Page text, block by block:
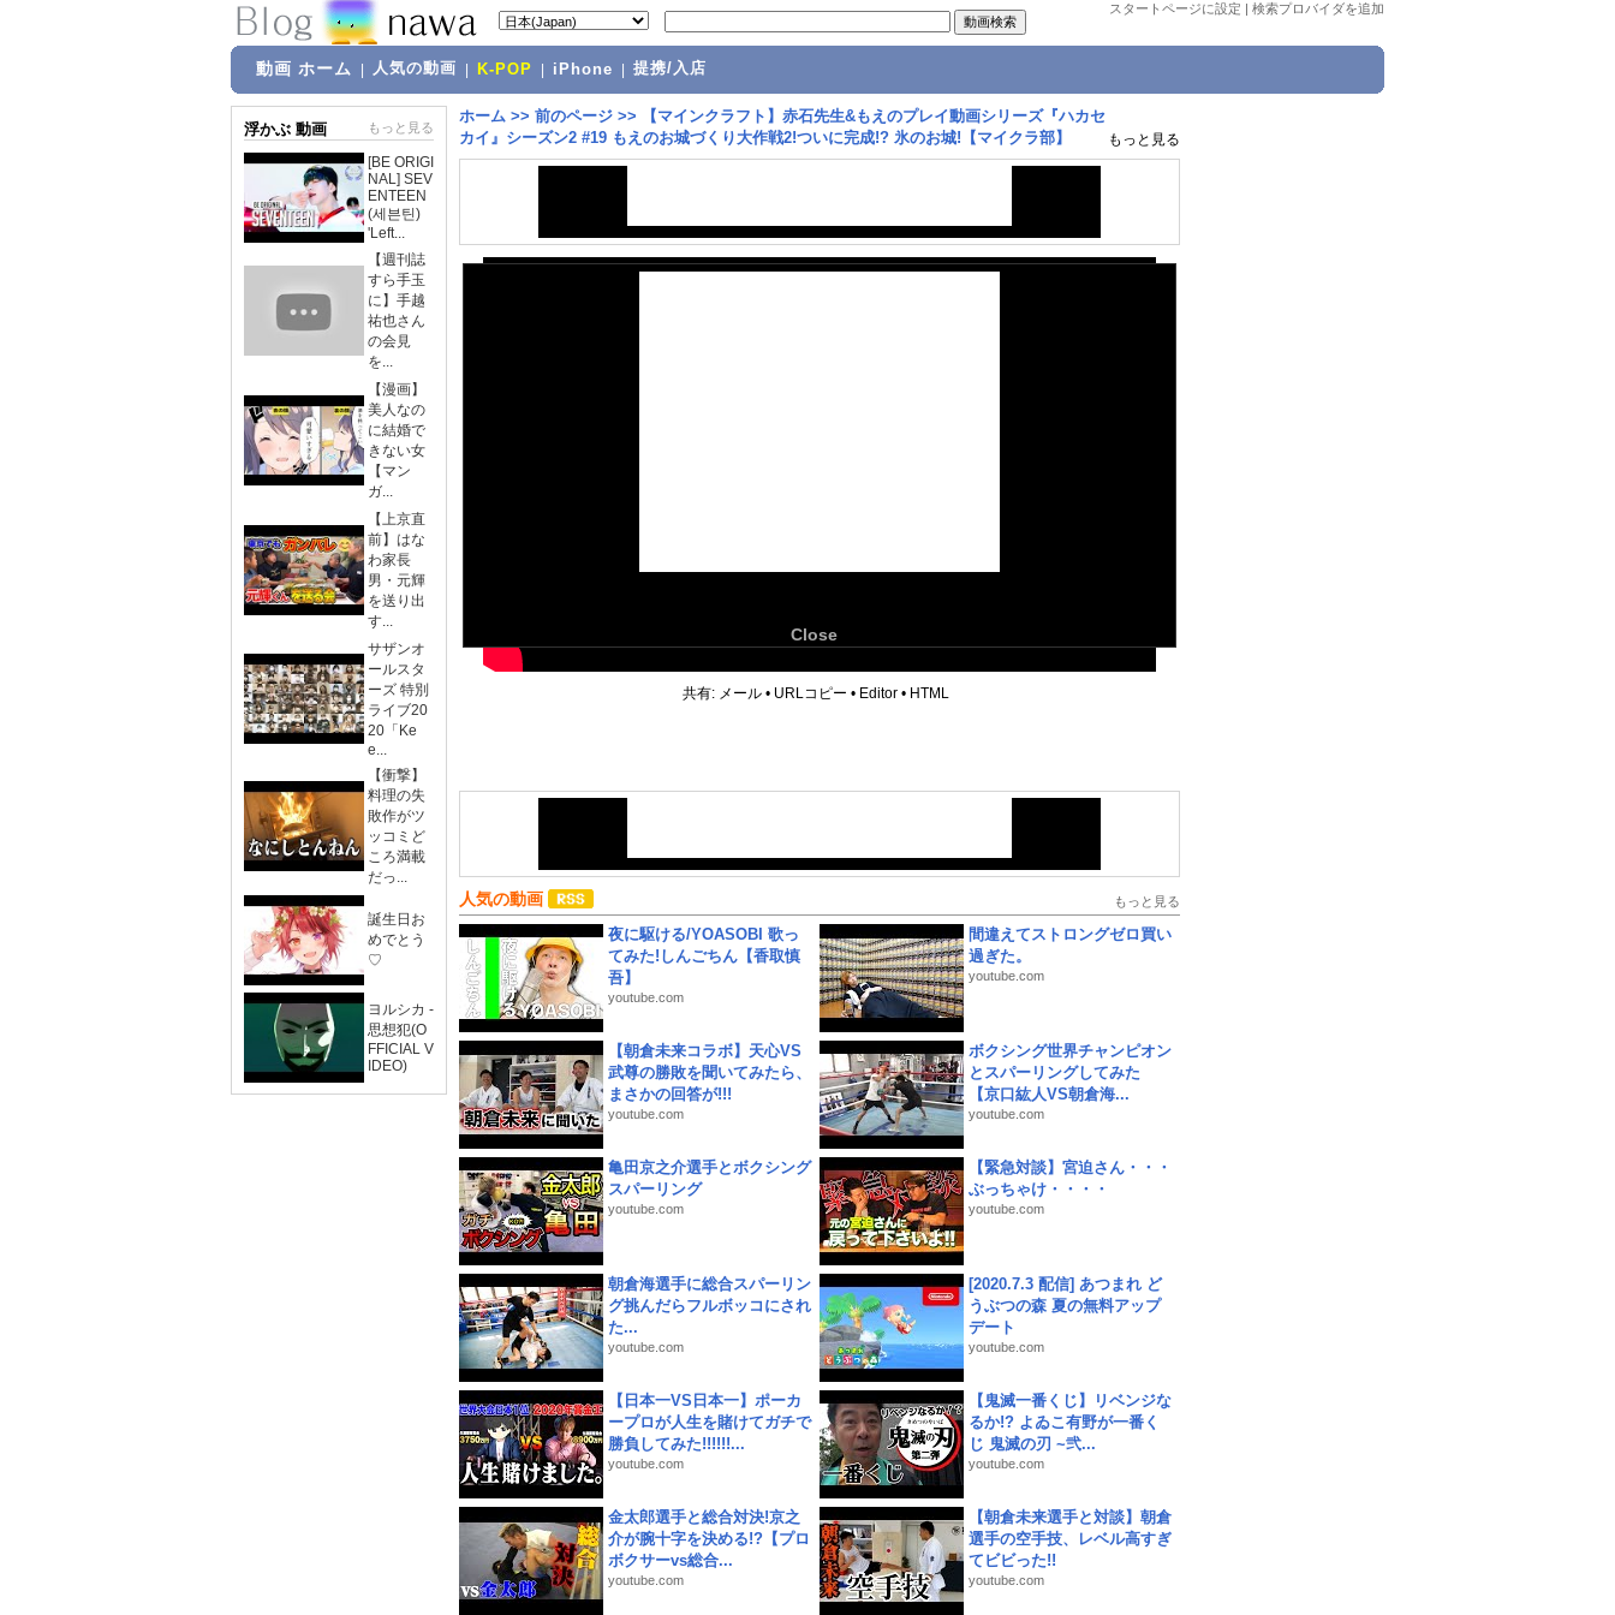
スタートページに設定 | 検索プロバイダを追加
動画 ホーム 人気の動画 K-POP iPhone 提携/入店
浮かぶ 動画 もっと見る
[BE ORIGI
NAL] SEV
ENTEEN
(세븐틴)
'Left...
【週刊誌
すら手玉
に】手越
祐也さん
の会見
を...
【漫画】
美人なの
に結婚で
きない女
【マン
ガ...
【上京直
前】はな
わ家長
男・元輝
を送り出
す...
サザンオ
ールスタ
ーズ 特別
ライブ20
20「Ke
e...
【衝撃】
料理の失
敗作がツ
ッコミど
ころ満載
だっ...
誕生日お
めでとう
♡
ヨルシカ -
思想犯(O
FFICIAL V
IDEO)
ホーム >> 前のページ >>
【マインクラフト】赤石先生&もえのプレイ動画シリーズ『ハカセ
カイ』シーズン2 #19 もえのお城づくり大作戦2!ついに完成!? 氷のお城!【マイクラ部】
もっと見る
Close
共有: メール • URLコピー • Editor • HTML
人気の動画 もっと見る
夜に駆ける/YOASOBI 歌っ
てみた!しんごちん【香取慎
吾】
youtube.com
間違えてストロングゼロ買い
過ぎた。
youtube.com
【朝倉未来コラボ】天心VS
武尊の勝敗を聞いてみたら、
まさかの回答が!!!
youtube.com
ボクシング世界チャンピオン
とスパーリングしてみた
【京口紘人VS朝倉海...
youtube.com
亀田京之介選手とボクシング
スパーリング
youtube.com
【緊急対談】宮迫さん・・・
ぶっちゃけ・・・・
youtube.com
朝倉海選手に総合スパーリン
グ挑んだらフルボッコにされ
た...
youtube.com
[2020.7.3 配信] あつまれ ど
うぶつの森 夏の無料アップ
デート
youtube.com
【日本一VS日本一】ポーカ
ープロが人生を賭けてガチで
勝負してみた!!!!!!...
youtube.com
【鬼滅一番くじ】リベンジな
るか!? よゐこ有野が一番く
じ 鬼滅の刃 ~弐...
youtube.com
金太郎選手と総合対決!京之
介が腕十字を決める!?【プロ
ボクサーvs総合...
youtube.com
【朝倉未来選手と対談】朝倉
選手の空手技、レベル高すぎ
てビビった!!
youtube.com